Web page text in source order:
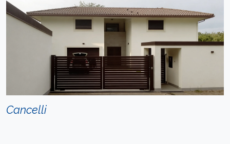
Cancelli